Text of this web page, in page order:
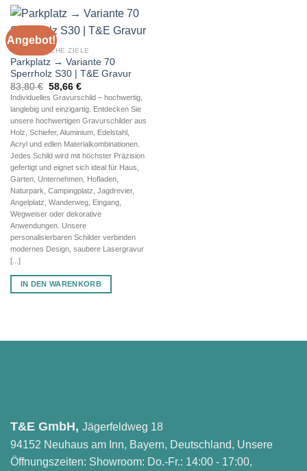
Angebot!
TOURISTISCHE ZIELE
Parkplatz → Variante 70
Sperrholz S30 | T&E Gravur
83,80€ Ursprünglicher
Preis
war:
83,80 €
58,66 €Aktueller
Preis
ist:
58,66 €.
Individuelles Gravurschild – hochwertig,
langlebig und einzigartig. Entdecken Sie
unsere hochwertigen Gravurschilder aus
Holz, Schiefer, Aluminium, Edelstahl,
Acryl und edlen Materialkombinationen.
Jedes Schild wird mit höchster Präzision
gefertigt und eignet sich ideal für Haus,
Garten, Unternehmen, Hofladen,
Naturpark, Campingplatz, Jagdrevier,
Angelplatz, Wanderweg, Eingang,
Wegweiser oder dekorative
Anwendungen. Unsere
personalisierbaren Schilder verbinden
modernes Design, saubere Lasergravur
[...]
IN DEN WARENKORB
T&E GmbH, Jägerfeldweg 18
94152 Neuhaus am Inn, Bayern, Deutschland, Unsere
Öffnungszeiten: Showroom: Do.-Fr.: 14:00 - 17:00,